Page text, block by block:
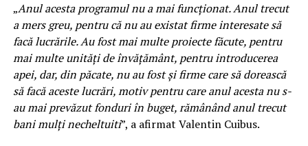
„Anul acesta programul nu a mai funcționat. Anul trecut
a mers greu, pentru că nu au existat firme interesate să
facă lucrările. Au fost mai multe proiecte făcute, pentru
mai multe unități de învățământ, pentru introducerea
apei, dar, din păcate, nu au fost și firme care să dorească
să facă aceste lucrări, motiv pentru care anul acesta nu s-
au mai prevăzut fonduri în buget, rămânând anul trecut
bani mulți necheltuiti”, a afirmat Valentin Cuibus.